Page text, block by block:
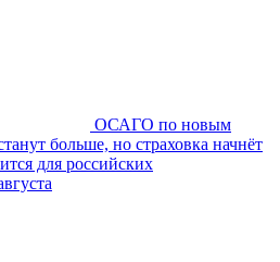
ОСАГО по новым
больше, но страховка начнёт
для российских